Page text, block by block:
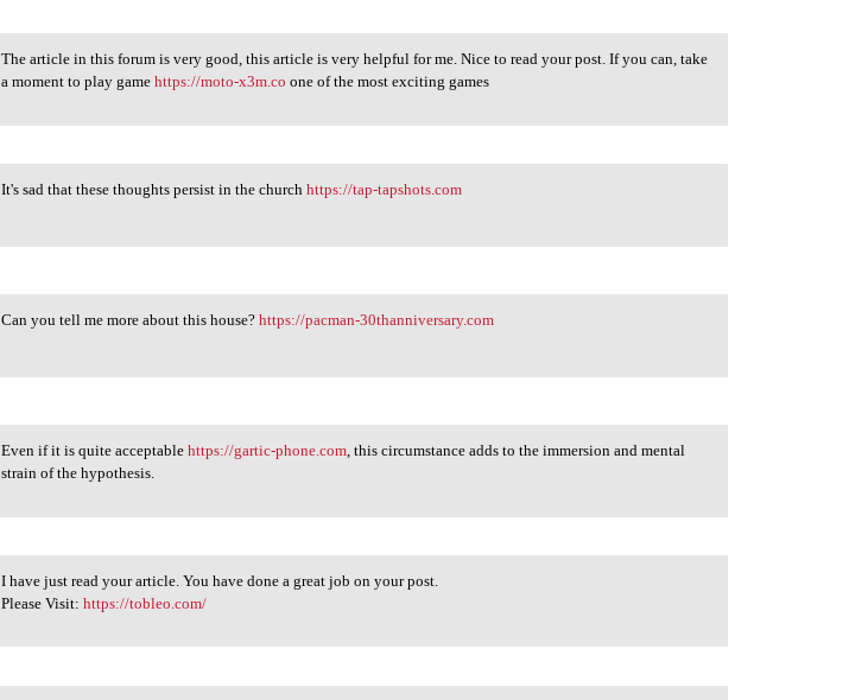
The article in this forum is
The article in this forum is very good, this article is very helpful for me. Nice to read your post. If you can, take
a moment to play gamehttps://moto-x3m.co one of the most exciting games
It's sad that these thoughts
It's sad that these thoughts persist in the churchhttps://tap-tapshots.com
Can you tell me more about
Can you tell me more about this house?https://pacman-30thanniversary.com
Even if it is quite
Even if it is quite acceptablehttps://gartic-phone.com, this circumstance adds to the immersion and mental
strain of the hypothesis.
I have just read your article
I have just read your article. You have done a great job on your post.
Please Visit:https://tobleo.com/